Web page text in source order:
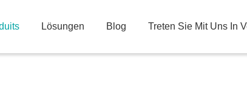
Lösungen Blog Treten Sie Mit Uns In